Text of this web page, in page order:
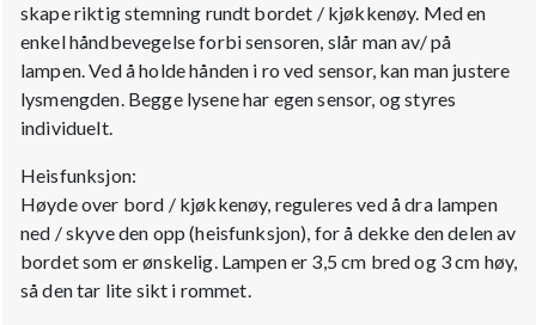
skape riktig stemning rundt bordet / kjøkkenøy. Med en
enkel håndbevegelse forbi sensoren, slår man av/ på
lampen. Ved å holde hånden i ro ved sensor, kan man justere
lysmengden. Begge lysene har egen sensor, og styres
individuelt.
Heisfunksjon:
Høyde over bord / kjøkkenøy, reguleres ved å dra lampen
ned / skyve den opp (heisfunksjon), for å dekke den delen av
bordet som er ønskelig. Lampen er 3,5 cm bred og 3 cm høy,
så den tar lite sikt i rommet.